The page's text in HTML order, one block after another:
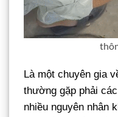
Là một chuyên gia
thường gặp phải
nhiều nguyên nhân